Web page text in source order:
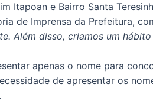
Itapoan e Bairro Santa
de Imprensa da Prefeitura,
Além disso, criamos um
apenas o nome para
de apresentar os